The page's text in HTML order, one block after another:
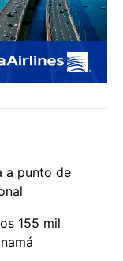
a punto de
155 mil